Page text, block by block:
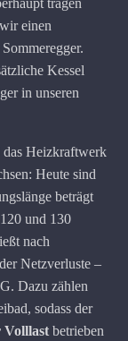
tragen
einen
Kessel
in unseren
das Heizkraftwerk
Heute sind
beträgt
und 130
nach
Netzverluste –
Dazu zählen
sodass der
Volllast betrieben